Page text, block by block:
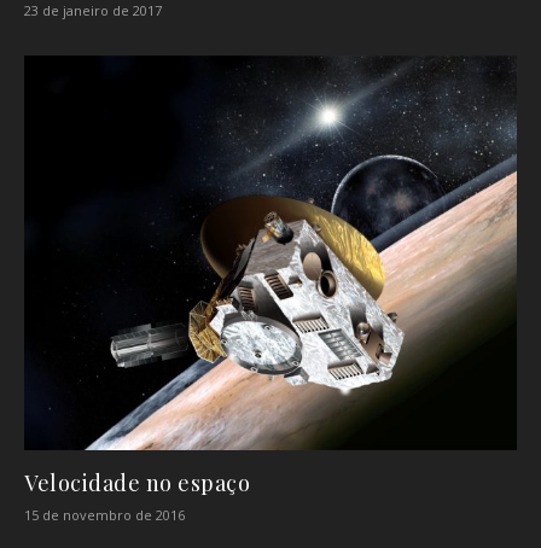
23 de janeiro de 2017
Velocidade no espaço
15 de novembro de 2016